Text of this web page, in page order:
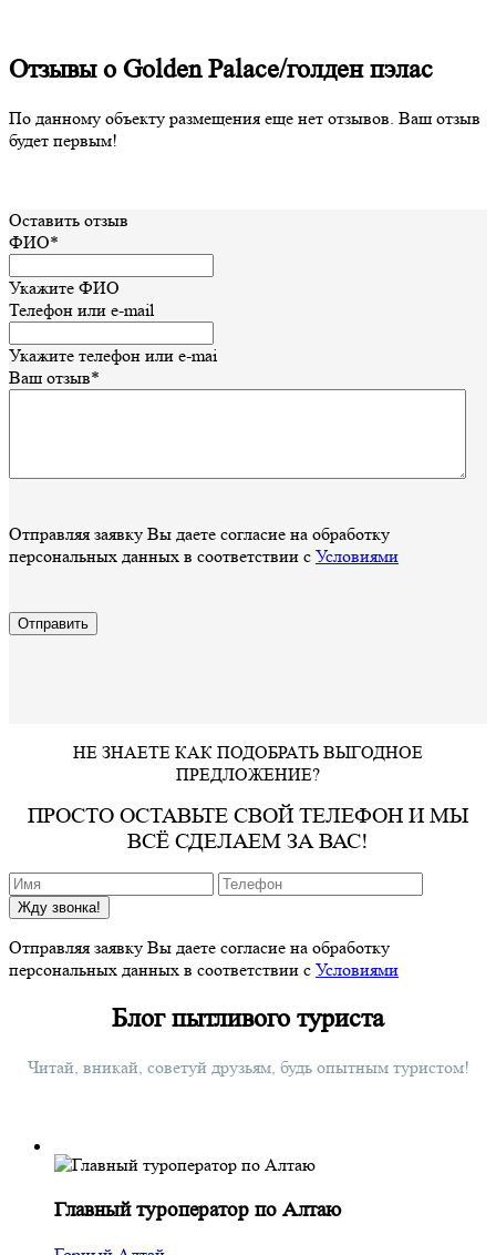
Отзывы о Golden Palace/голден пэлас
По данному объекту размещения еще нет отзывов. Ваш отзыв
будет первым!
Оставить отзыв
ФИО*
Укажите ФИО
Телефон или e-mail
Укажите телефон или e-mai
Ваш отзыв*
Отправляя заявку Вы даете согласие на обработку
персональных данных в соответствии с Условиями
НЕ ЗНАЕТЕ КАК ПОДОБРАТЬ ВЫГОДНОЕ
ПРЕДЛОЖЕНИЕ?
ПРОСТО ОСТАВЬТЕ СВОЙ ТЕЛЕФОН И МЫ
ВСЁ СДЕЛАЕМ ЗА ВАС!
Жду звонка!
Отправляя заявку Вы даете согласие на обработку
персональных данных в соответствии с Условиями
Блог пытливого туриста
Читай, вникай, советуй друзьям, будь опытным туристом!
Главный туроператор по Алтаю